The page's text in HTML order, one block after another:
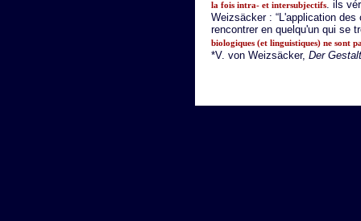
la fois intra- et intersubjectifs. ils
Weizsäcker : “L'application
rencontrer en quelqu'un qui se
biologiques (et linguistiques) ne sont
*V. von Weizsäcker, Der